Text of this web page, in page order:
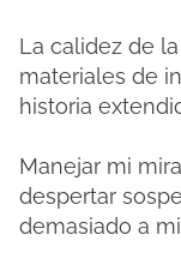
La calidez de
materiales de
historia
Manejar mi
despertar
demasiado a